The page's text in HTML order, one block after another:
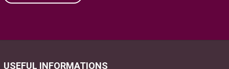
empty.
USEFUL INFORMATIONS